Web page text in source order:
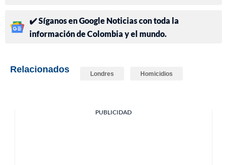
✔️ Síganos en Google Noticias con toda la
información de Colombia y el mundo.
Relacionados Londres Homicidios
PUBLICIDAD